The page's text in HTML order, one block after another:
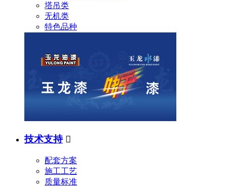
塔吊类
无机类
特色品种
技术支持 
配套方案
施工工艺
质量标准